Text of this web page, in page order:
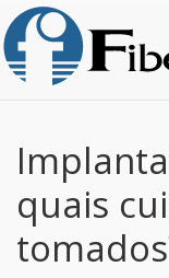
k
i
quais